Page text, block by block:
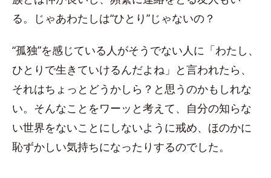
る。じゃあわたしは“ひとり”じゃないの？
“孤独”を感じている人がそうでない人に「わたし、
ひとりで生きていけるんだよね」と言われたら、
それはちょっとどうかしら？と思うのかもしれな
い。そんなことをワーッと考えて、自分の知らな
い世界をないことにしないように戒め、ほのかに
恥ずかしい気持ちになったりするのでした。